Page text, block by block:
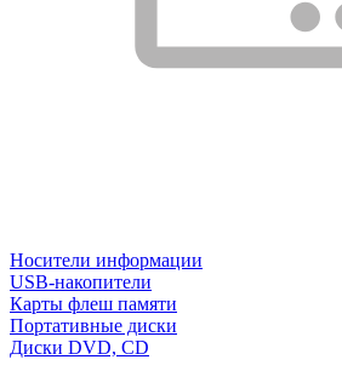
Носители информации
USB-накопители
Карты флеш памяти
Портативные диски
Диски DVD, CD